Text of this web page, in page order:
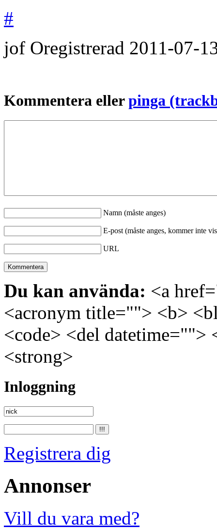
#
jof Oregistrerad 2011-07-
Kommentera ellerpinga
Namn (måste anges)
E-post (måste anges, kommer inte
URL
Du kan använda: <a
<acronym title=""> <b>
<code> <del
<strong>
Inloggning
Registrera dig
Annonser
Vill du vara med?